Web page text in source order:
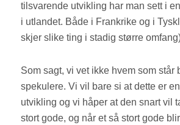
tilsvarende utvikling har man sett i
i utlandet. Både i Frankrike og i
skjer slike ting i stadig større
Som sagt, vi vet ikke hvem som står
spekulere. Vi vil bare si at dette er
utvikling og vi håper at den snart vil
stort gode, og når et så stort gode